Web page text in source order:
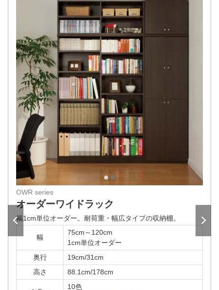
1 2
OWR series
オーダーワイドラック
幅1cm単位オーダー。 耐荷重・幅広タイプの収納棚。
幅
75cm～120cm
1cm単位オーダー
奥行
19cm/31cm
高さ
88.1cm/178cm
10色